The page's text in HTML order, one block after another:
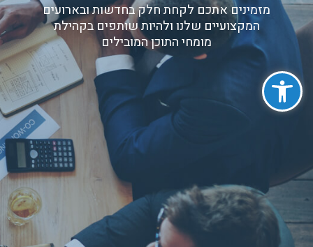
פתח סרגל נגישות
מזמינים אתכם לקחת חלק בחדשות ובארועים
המקצועיים שלנו ולהיות שותפים בקהילת
מומחי התוכן המובילים